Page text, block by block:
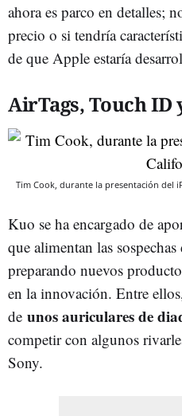
ahora es parco en detalles;
precio o si tendría
de que Apple estaría
AirTags, Touch ID
Tim Cook, durante la presentación del
Kuo se ha encargado de
que alimentan las
preparando nuevos
en la innovación. Entre
de unos auriculares de
competir con algunos
Sony.